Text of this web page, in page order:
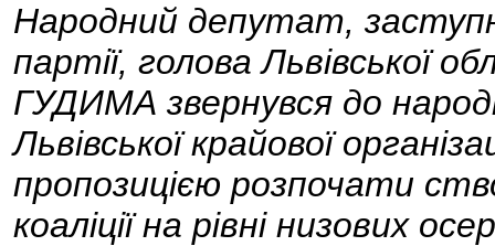
Народний депутат,
партії, голова Львівської
ГУДИМА звернувся до
Львівської крайової
пропозицією розпочати
коаліції на рівні низових